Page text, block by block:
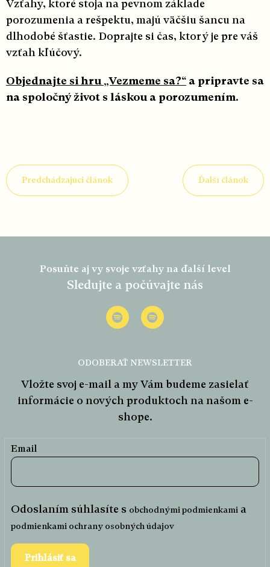
Vzťahy, ktoré stoja na pevnom základe
porozumenia a rešpektu, majú väčšiu šancu na
dlhodobé šťastie. Doprajte si čas, ktorý je pre váš
vzťah kľúčový.
Objednajte si hru „Vezmeme sa?“ a pripravte sa
na spoločný život s láskou a porozumením.
Predchádzajúci článok Ďalší článok
ODOBERAŤ NEWSLETTER
Vložte svoj e-mail a my Vám budeme zasielať
informácie o nových produktoch na našom e-
shope.
Email
Odoslaním súhlasíte s obchodnými podmienkami a
podmienkami ochrany osobných údajov
Prihlásiť sa
Posuňte aj vy svoje vzťahy na ďalší level
Sledujte a počúvajte nás